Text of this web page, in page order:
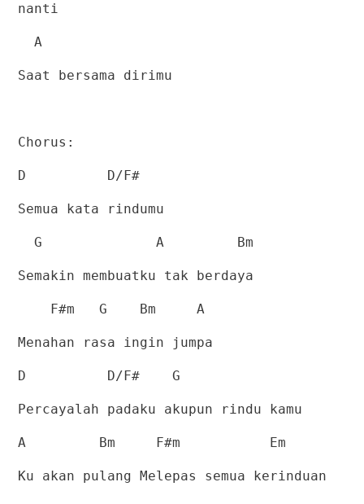
nanti
A
Saat bersama dirimu
Chorus:
D D/F#
Semua kata rindumu
G A Bm
Semakin membuatku tak berdaya
F#m G Bm A
Menahan rasa ingin jumpa
D D/F# G
Percayalah padaku akupun rindu kamu
A Bm F#m Em
Ku akan pulang Melepas semua kerinduan